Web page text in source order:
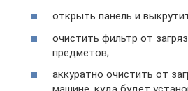
открыть панель и
очистить фильтр от
предметов;
аккуратно очистить от